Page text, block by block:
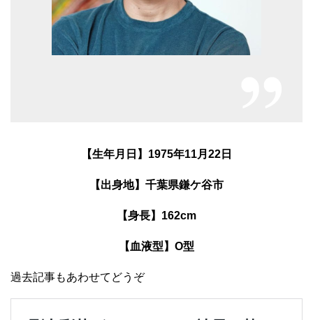
【生年月日】1975年11月22日
【出身地】千葉県鎌ケ谷市
【身長】162cm
【血液型】O型
過去記事もあわせてどうぞ